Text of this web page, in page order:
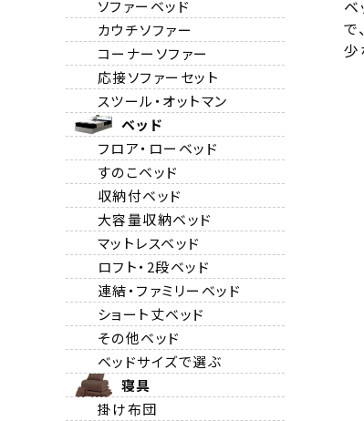
ソファーベッド
カウチソファー
コーナーソファー
応接ソファーセット
スツール・オットマン
ベッド
フロア・ローベッド
すのこベッド
収納付ベッド
大容量収納ベッド
マットレスベッド
ロフト・2段ベッド
連結・ファミリーベッド
ショート丈ベッド
その他ベッド
ベッドサイズで選ぶ
寝具
掛け布団
ベ
で
少